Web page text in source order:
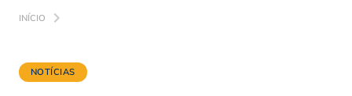
INÍCIO
NOTÍCIAS